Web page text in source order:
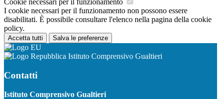
Cookie necessari per il funzionamento
I cookie necessari per il funzionamento non possono essere
disabilitati. È possibile consultare l'elenco nella pagina della cookie
policy.
Accetta tutti Salva le preferenze
Istituto Comprensivo Gualtieri
Contatti
Istituto Comprensivo Gualtieri